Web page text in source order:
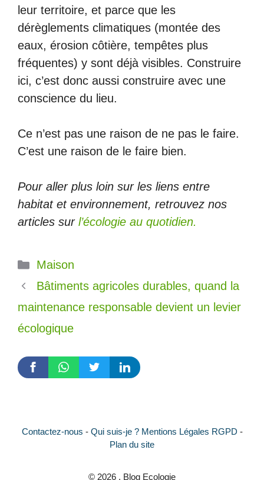
leur territoire, et parce que les
dérèglements climatiques (montée des
eaux, érosion côtière, tempêtes plus
fréquentes) y sont déjà visibles. Construire
ici, c’est donc aussi construire avec une
conscience du lieu.
Ce n’est pas une raison de ne pas le faire.
C’est une raison de le faire bien.
Pour aller plus loin sur les liens entre
habitat et environnement, retrouvez nos
articles sur l’écologie au quotidien.
Catégories
Maison
Bâtiments agricoles durables, quand la
maintenance responsable devient un levier
écologique
Contactez-nous - Qui suis-je ? Mentions Légales RGPD -
Plan du site
© 2026 . Blog Ecologie